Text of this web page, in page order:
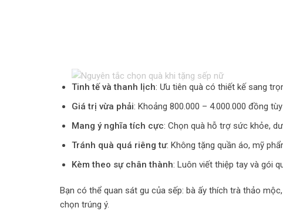
Tinh tế và thanh lịch: Ưu tiên quà có thiết kế sang
Giá trị vừa phải: Khoảng 800.000 – 4.000.000 đồng
Mang ý nghĩa tích cực: Chọn quà hỗ trợ sức khỏe,
Tránh quà quá riêng tư: Không tặng quần áo, mỹ
Kèm theo sự chân thành: Luôn viết thiệp tay và gói
Bạn có thể quan sát gu của sếp: bà ấy thích trà thảo
chọn trúng ý.